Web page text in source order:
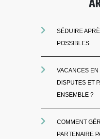
SÉDUIRE
POSSIBLES
VACANCES
DISPUTES ET
ENSEMBLE ?
COMMENT
PARTENAIRE